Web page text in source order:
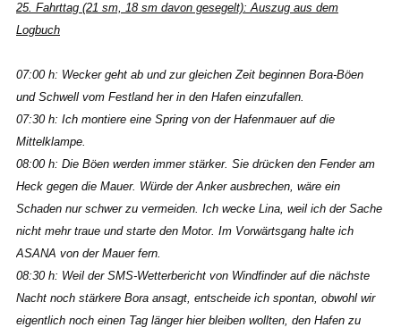
25. Fahrttag (21 sm, 18 sm davon gesegelt): Auszug aus dem
Logbuch
07:00 h: Wecker geht ab und zur gleichen Zeit beginnen Bora-Böen
und Schwell vom Festland her in den Hafen einzufallen.
07:30 h: Ich montiere eine Spring von der Hafenmauer auf die
Mittelklampe.
08:00 h: Die Böen werden immer stärker. Sie drücken den Fender am
Heck gegen die Mauer. Würde der Anker ausbrechen, wäre ein
Schaden nur schwer zu vermeiden. Ich wecke Lina, weil ich der Sache
nicht mehr traue und starte den Motor. Im Vorwärtsgang halte ich
ASANA von der Mauer fern.
08:30 h: Weil der SMS-Wetterbericht von Windfinder auf die nächste
Nacht noch stärkere Bora ansagt, entscheide ich spontan, obwohl wir
eigentlich noch einen Tag länger hier bleiben wollten, den Hafen zu